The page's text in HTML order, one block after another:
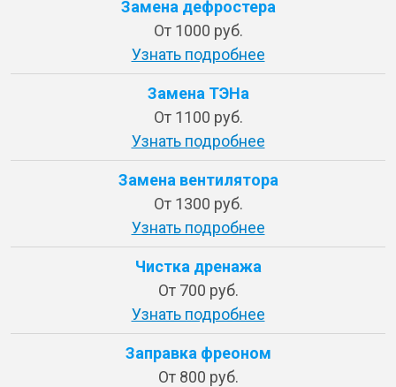
Замена дефростера
От 1000 руб.
Узнать подробнее
Замена ТЭНа
От 1100 руб.
Узнать подробнее
Замена вентилятора
От 1300 руб.
Узнать подробнее
Чистка дренажа
От 700 руб.
Узнать подробнее
Заправка фреоном
От 800 руб.